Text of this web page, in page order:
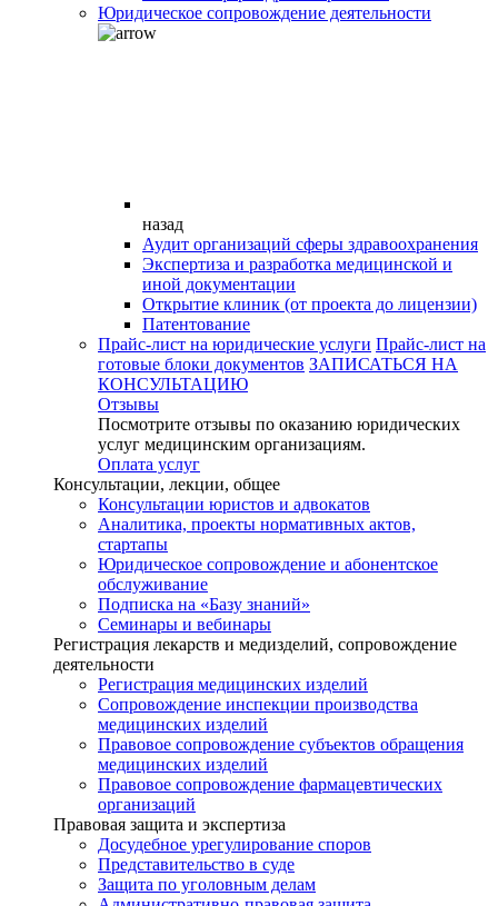
Юридическое сопровождение деятельности
назад
Аудит организаций сферы здравоохранения
Экспертиза и разработка медицинской и
иной документации
Открытие клиник (от проекта до лицензии)
Патентование
Прайс-лист на юридические услуги Прайс-лист на
готовые блоки документов ЗАПИСАТЬСЯ НА
КОНСУЛЬТАЦИЮ
Отзывы
Посмотрите отзывы по оказанию юридических
услуг медицинским организациям.
Оплата услуг
Консультации, лекции, общее
Консультации юристов и адвокатов
Аналитика, проекты нормативных актов,
стартапы
Юридическое сопровождение и абонентское
обслуживание
Подписка на «Базу знаний»
Семинары и вебинары
Регистрация лекарств и медизделий, сопровождение
деятельности
Регистрация медицинских изделий
Сопровождение инспекции производства
медицинских изделий
Правовое сопровождение субъектов обращения
медицинских изделий
Правовое сопровождение фармацевтических
организаций
Правовая защита и экспертиза
Досудебное урегулирование споров
Представительство в суде
Защита по уголовным делам